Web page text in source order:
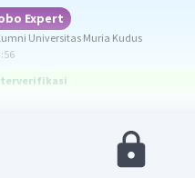
Expert
Universitas Muria Kudus
terverifikasi
pembahasan berikut.